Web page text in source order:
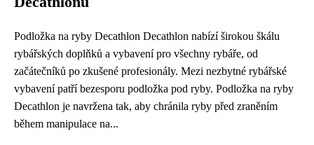
Podložka na ryby Decathlon Decathlon nabízí širokou škálu
rybářských doplňků a vybavení pro všechny rybáře, od
začátečníků po zkušené profesionály. Mezi nezbytné rybářské
vybavení patří bezesporu podložka pod ryby. Podložka na ryby
Decathlon je navržena tak, aby chránila ryby před zraněním
během manipulace na...